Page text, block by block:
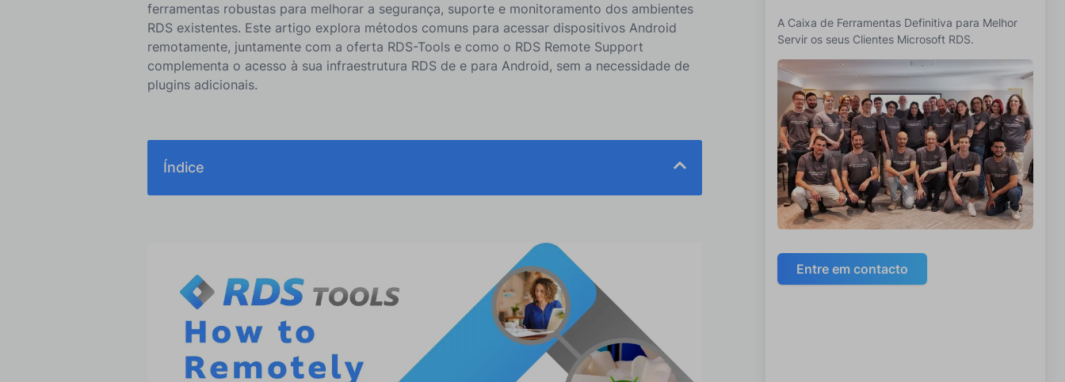
ferramentas robustas para melhorar a segurança, suporte e monitoramento dos ambientes
RDS existentes. Este artigo explora métodos comuns para acessar dispositivos Android
remotamente, juntamente com a oferta RDS-Tools e como o RDS Remote Support
complementa o acesso à sua infraestrutura RDS de e para Android, sem a necessidade de
plugins adicionais.
Índice
2. Melhorando Infraestruturas RDS Compartilhamento de Tela Remota com RDS-Tools
3. Integração do RDS-Tools com Soluções de Acesso Remoto para Telefone Android a
partir do PC
4. Melhores Práticas para Acesso Remoto Seguro e Compartilhamento de Tela
Conclusão sobre como acessar remotamente as telas de telefones Android a partir do PC
A Caixa de Ferramentas Definitiva para Melhor
Servir os seus Clientes Microsoft RDS.
Entre em contacto